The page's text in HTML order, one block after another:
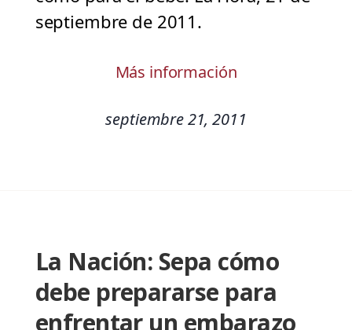
septiembre de 2011.
Más información
septiembre 21, 2011
La Nación: Sepa cómo
debe prepararse para
enfrentar un embarazo